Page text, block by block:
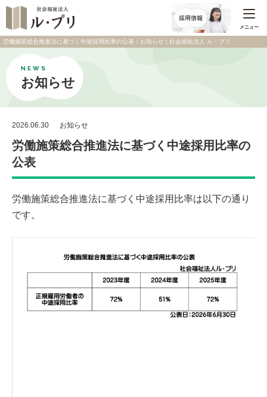
メニュー
労働施策総合推進法に基づく中途採用比率の公表｜お知らせ | 社会福祉法人 ル・プリ
NEWS
お知らせ
2026.06.30 お知らせ
労働施策総合推進法に基づく中途採用比率の
公表
労働施策総合推進法に基づく中途採用比率は以下の通り
です。